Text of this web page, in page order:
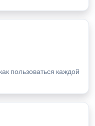
пользоваться каждой